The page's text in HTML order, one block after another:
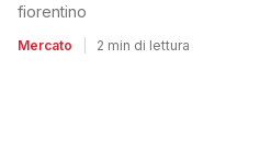
fiorentino
Mercato 2 min di lettura